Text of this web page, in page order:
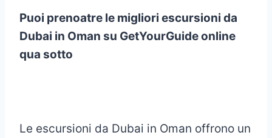
Puoi prenoatre le migliori escursioni da
Dubai in Oman su GetYourGuide online
qua sotto
Le escursioni da Dubai in Oman offrono un